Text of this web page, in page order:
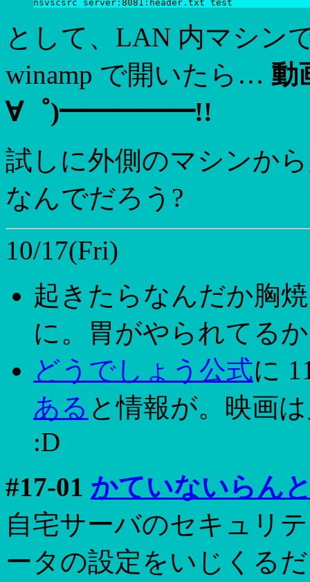
として、LAN 内マシン
winamp で開いたら…
∀゜)━━━━━!!
試しに外側のマシンか
なんでだろう?
10/17(Fri)
起きたらなんだか胸
に。胃がやられてる
どうでしょう公式に
ある と情報が。映画
:D
#17-01 かていないらん
自宅サーバのセキュリ
ータの設定をいじくる